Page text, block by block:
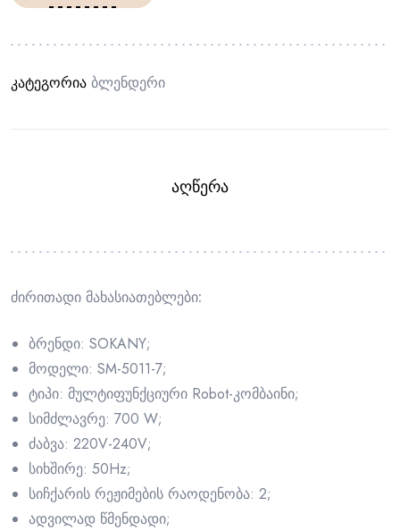
კატეგორია Ბლენდერი
ᲐᲦᲬᲔᲠᲐ
ძირითადი მახასიათებლები:
ბრენდი: SOKANY;
მოდელი: SM-5011-7;
ტიპი: მულტიფუნქციური Robot-კომბაინი;
სიმძლავრე: 700 W;
ძაბვა: 220V-240V;
სიხშირე: 50Hz;
სიჩქარის რეჟიმების რაოდენობა: 2;
ადვილად წმენდადი;